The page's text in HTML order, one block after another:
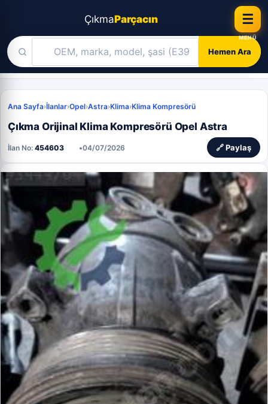
ÇıkmaParçacın
Hemen Ara
☰
Skip
content
Ana Sayfa›İlanlar›Opel›Astra›Klima›Klima Kompresörü
Çıkma Orijinal Klima Kompresörü Opel Astra
İlan No: 454603 •04/07/2026 🔗 Paylaş